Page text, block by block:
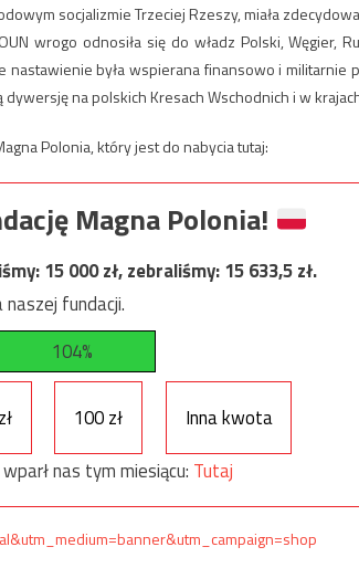
socjalizmie Trzeciej Rzeszy, miała
wrogo odnosiła się do władz Polski, Węgier,
była wspierana finansowo i militarnie
na polskich Kresach Wschodnich i w
Polonia, który jest do nabycia tutaj:
Magna Polonia!
15 000zł, zebraliśmy:15 633,5zł.
fundacji.
104%
100 zł
Inna kwota
nas tym miesiącu: Tutaj